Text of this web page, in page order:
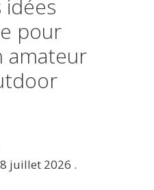
idées
pour
amateur
juillet 2026 .